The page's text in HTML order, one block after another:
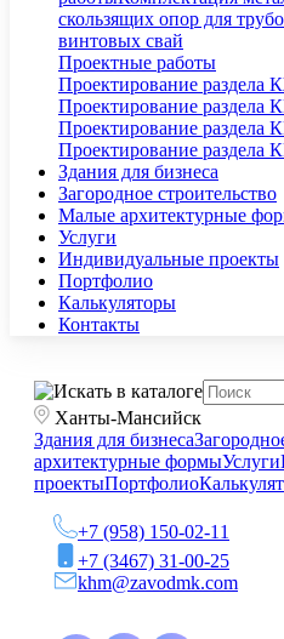
скользящих опор для
винтовых свай
Проектные работы
Проектирование раздела
Проектирование раздела
Проектирование раздела
Проектирование раздела
Здания для бизнеса
Загородное строительство
Малые архитектурные
Услуги
Индивидуальные проекты
Портфолио
Калькуляторы
Контакты
Ханты-Мансийск
Здания для бизнеса
архитектурные формыУслуги
проектыПортфолио
+7 (958) 150-02-11
+7 (3467) 31-00-25
khm@zavodmk.com